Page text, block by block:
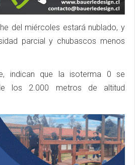
del miércoles estará nublado, y
parcial y chubascos menos
indican que la isoterma 0 se
los 2.000 metros de altitud